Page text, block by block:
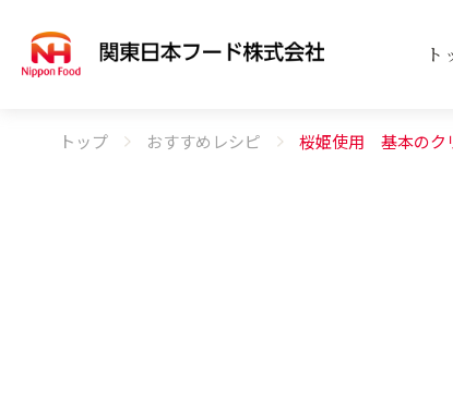
ト
トップ おすすめレシピ 桜姫使用 基本のク